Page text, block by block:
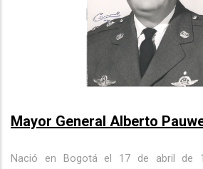
Mayor General Alberto
Nació en Bogotá el 17 de abril de